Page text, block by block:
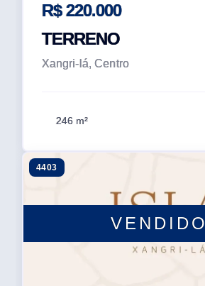
R$ 220.000
TERRENO
Xangri-lá, Centro
246 m²
VENDIDO
4403